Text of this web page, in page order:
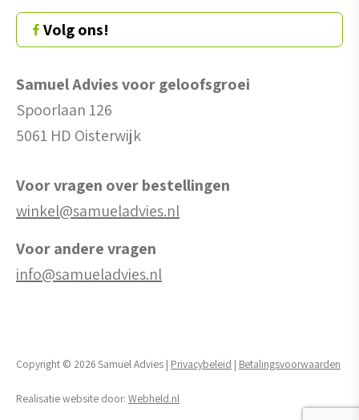
Volg ons!
Samuel Advies voor geloofsgroei
Spoorlaan 126
5061 HD Oisterwijk
Voor vragen over bestellingen
winkel@samueladvies.nl
Voor andere vragen
info@samueladvies.nl
Copyright © 2026 Samuel Advies | Privacybeleid | Betalingsvoorwaarden
Realisatie website door: Webheld.nl